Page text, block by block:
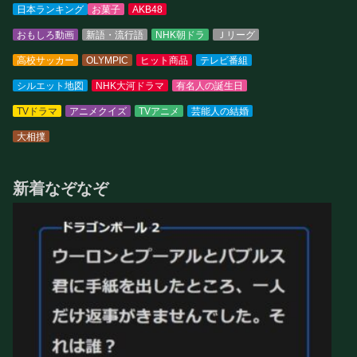
日本ランキング お菓子 AKB48
おもしろ動画 新語・流行語 NHK朝ドラ Ｊリーグ
高校サッカー OLYMPIC ヒット商品 テレビ番組
シルエット地図 NHK大河ドラマ 有名人の誕生日
TVドラマ アニメクイズ TVアニメ 芸能人の結婚
大相撲
新着なぞなぞ